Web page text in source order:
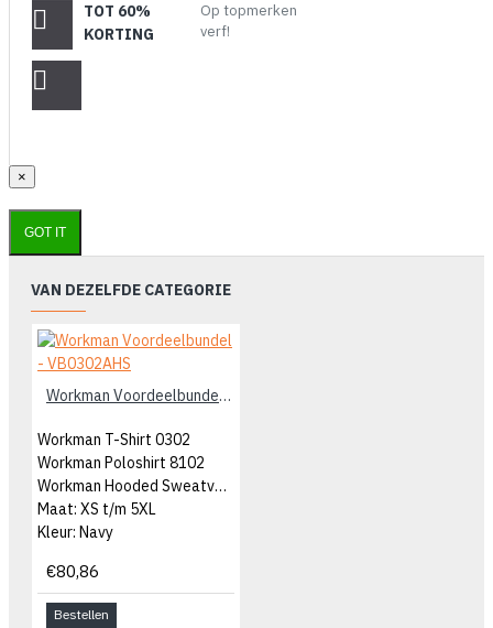
TOT 60%
KORTING
Op topmerken
verf!
×
GOT IT
VAN DEZELFDE CATEGORIE
Workman Voordeelbundel - VB0302AHS
Workman T-Shirt 0302
Workman Poloshirt 8102
Workman Hooded Sweatvest 8602
Maat: XS t/m 5XL
Kleur: Navy
€80,86
Bestellen